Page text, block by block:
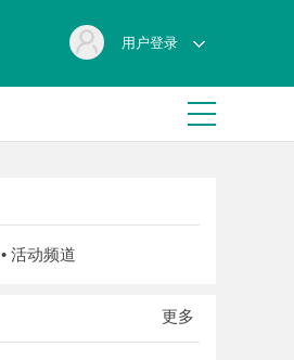
用户登录
• 活动频道
更多